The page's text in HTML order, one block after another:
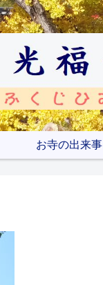
お寺の出来事